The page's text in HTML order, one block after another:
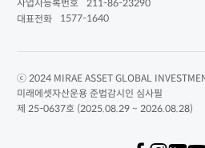
사업자등록번호
211-86-23290
대표전화
1577-1640
ⓒ 2024 MIRAE ASSET GLOBAL
미래에셋자산운용 준법감시인 심사필
제 25-0637호 (2025.08.29 ~ 2026.08.28)